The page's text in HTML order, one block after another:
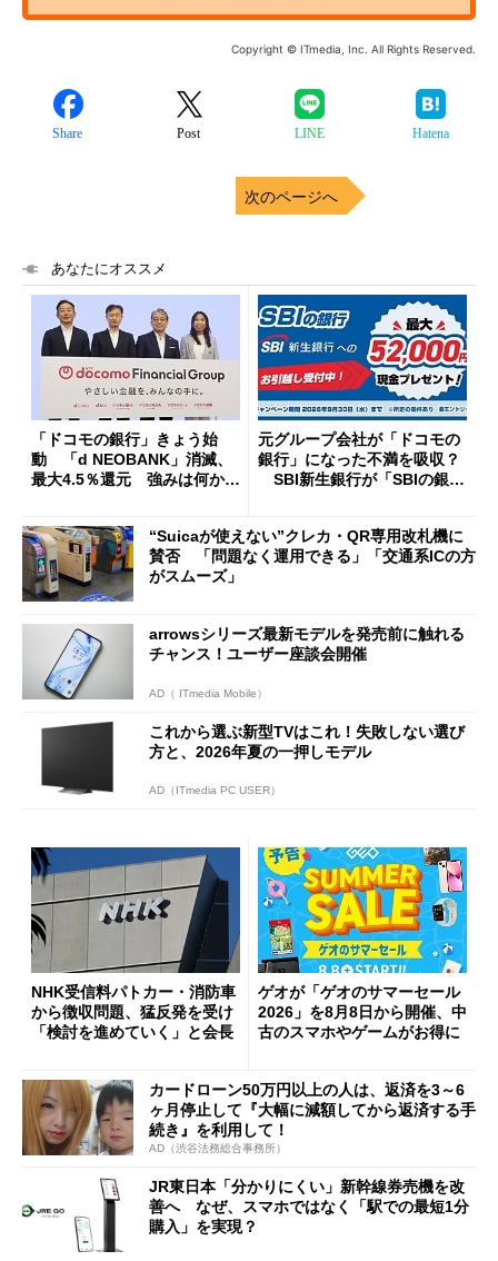
Copyright © ITmedia, Inc. All Rights Reserved.
Share Post LINE Hatena
次のページへ
あなたにオススメ
「ドコモの銀行」きょう始
動 「d NEOBANK」消滅、
最大4.5％還元 強みは何か解
元グループ会社が「ドコモの
銀行」になった不満を吸収？
SBI新生銀行が「SBIの銀
開催
“Suicaが使えない”クレカ・QR専用改札機に
賛否 「問題なく運用できる」「交通系ICの方
がスムーズ」
arrowsシリーズ最新モデルを発売前に触れる
チャンス！ユーザー座談会開催
AD（ ITmedia Mobile）
これから選ぶ新型TVはこれ！失敗しない選び
方と、2026年夏の一押しモデル
AD（ITmedia PC USER）
NHK受信料パトカー・消防車
から徴収問題、猛反発を受け
「検討を進めていく」と会長
ゲオが「ゲオのサマーセール
2026」を8月8日から開催、中
古のスマホやゲームがお得に
カードローン50万円以上の人は、返済を3～6
ヶ月停止して『大幅に減額してから返済する手
続き』を利用して！
AD（渋谷法務総合事務所）
JR東日本「分かりにくい」新幹線券売機を改
善へ なぜ、スマホではなく「駅での最短1分
購入」を実現？